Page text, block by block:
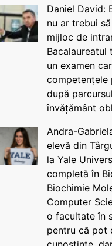
Daniel David:
nu ar trebui
mijloc de
Bacalaureatul
un examen
competențele
după
învățământ
Andra-
elevă din
la Yale
completă în
Biochimie
Computer
o facultate în
pentru că pot